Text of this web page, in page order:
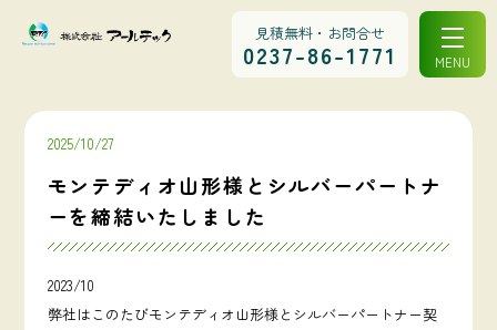
見積無料・お問合せ
0237-86-1771 MENU
2025/10/27
モンテディオ山形様とシルバーパートナ
ーを締結いたしました
2023/10
弊社はこのたびモンテディオ山形様とシルバーパートナー契